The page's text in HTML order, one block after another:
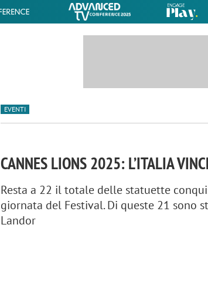
EVENTI
CANNES LIONS 2025: L’ITALIA
Resta a 22 il totale delle statuette
giornata del Festival. Di queste 21 sono
Landor